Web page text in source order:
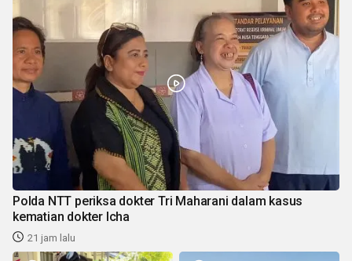
Polda NTT periksa dokter Tri Maharani dalam kasus
kematian dokter Icha
21 jam lalu